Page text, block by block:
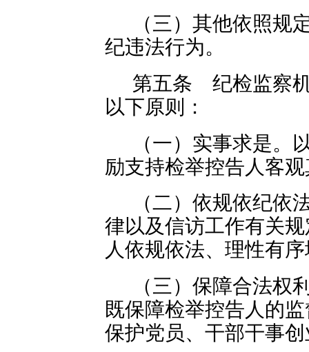
（三）其他依照规
纪违法行为。
第五条 纪检监察
以下原则：
（一）实事求是。
励支持检举控告人客
（二）依规依纪依
律以及信访工作有关
人依规依法、理性有
（三）保障合法权
既保障检举控告人的
保护党员、干部干事